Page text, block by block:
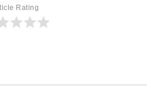
Rating